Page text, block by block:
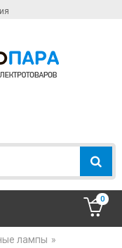
0
лампы »